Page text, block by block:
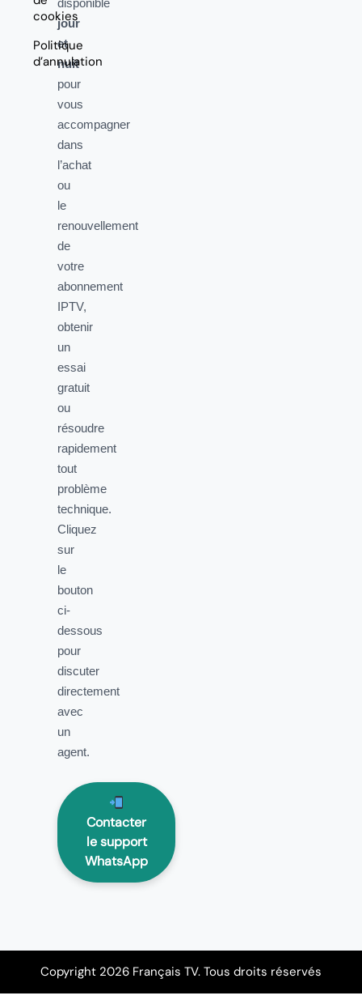
cookies
Politique
d’annulation
disponible
jour
et
nuit
pour
vous
accompagner
dans
l’achat
ou
le
renouvellement
de
votre
abonnement
IPTV,
obtenir
un
essai
gratuit
ou
résoudre
rapidement
tout
problème
technique.
Cliquez
sur
le
bouton
ci-
dessous
pour
discuter
directement
avec
un
agent.
Contacter
le support
WhatsApp
Copyright 2026 Français TV. Tous droits réservés